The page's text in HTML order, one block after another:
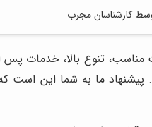
کارشناسان مجرب
مناسب، تنوع بالا، خدمات
ما به شما این است